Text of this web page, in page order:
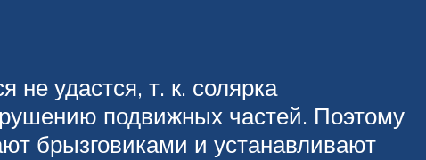
не удастся, т. к. солярка
подвижных частей. Поэтому
брызговиками и устанавливают